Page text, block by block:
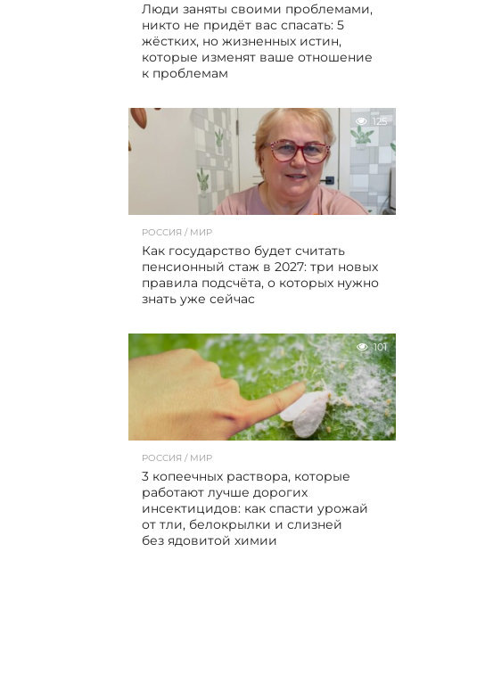
Люди заняты своими проблемами,
никто не придёт вас спасать: 5
жёстких, но жизненных истин,
которые изменят ваше отношение
к проблемам
125
РОССИЯ / МИР
Как государство будет считать
пенсионный стаж в 2027: три новых
правила подсчёта, о которых нужно
знать уже сейчас
101
РОССИЯ / МИР
3 копеечных раствора, которые
работают лучше дорогих
инсектицидов: как спасти урожай
от тли, белокрылки и слизней
без ядовитой химии